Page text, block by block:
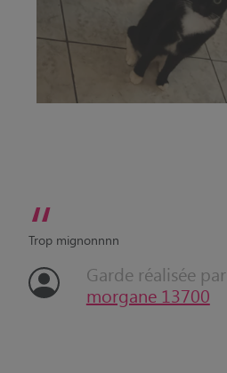
“
Trop mignonnnn
Garde réalisée par
morgane 13700